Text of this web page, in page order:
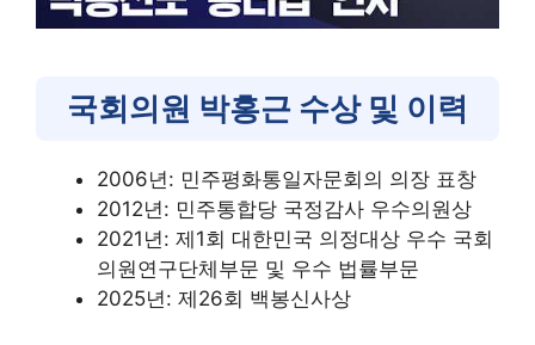
국회의원 박홍근 수상 및 이력
2006년: 민주평화통일자문회의 의장 표창
2012년: 민주통합당 국정감사 우수의원상
2021년: 제1회 대한민국 의정대상 우수 국회
의원연구단체부문 및 우수 법률부문
2025년: 제26회 백봉신사상